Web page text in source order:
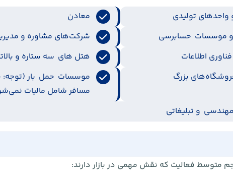
واحدهای تولیدی
معادن
و موسسات حسابرسی
شرکت‌های مشاوره و
اطلاعات
هتل‌ های سه ستاره و
بزرگ
موسسات حمل بار (توجه:
مسافر شامل مالیات
و تبلیغاتی
متوسط فعالیت که نقش مهمی در بازار دارند: